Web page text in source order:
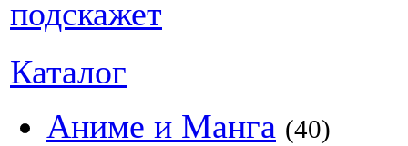
Каталог
Аниме и Манга (40)